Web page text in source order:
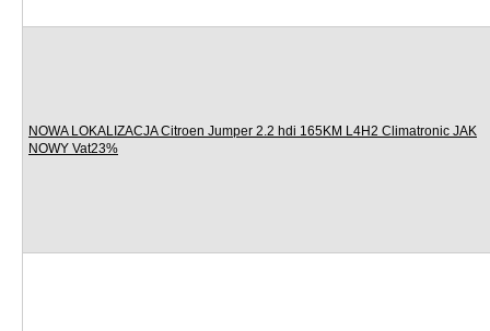
NOWA LOKALIZACJA Citroen Jumper 2.2 hdi 165KM L4H2 Climatronic JAK
NOWY Vat23%